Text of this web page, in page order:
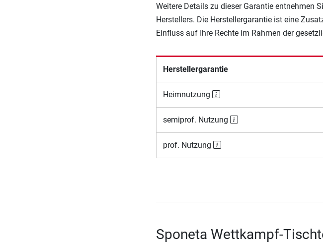
Weitere Details zu dieser Garantie entnehmen
Herstellers. Die Herstellergarantie ist eine
Einfluss auf Ihre Rechte im Rahmen der
Herstellergarantie
Heimnutzung
semiprof. Nutzung
prof. Nutzung
Sponeta Wettkampf-